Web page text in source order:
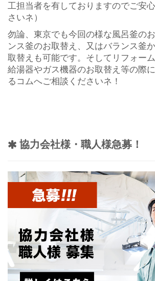
工担当者を有しておりますのでご安
さいネ）
勿論、東京でも今回の様な風呂釜の
ンス釜のお取替え、又はバランス釜
取替えも可能です。そしてリフォー
給湯器やガス機器のお取替え等の際
るコムへご相談くださいネ！
協力会社様・職人様急募！